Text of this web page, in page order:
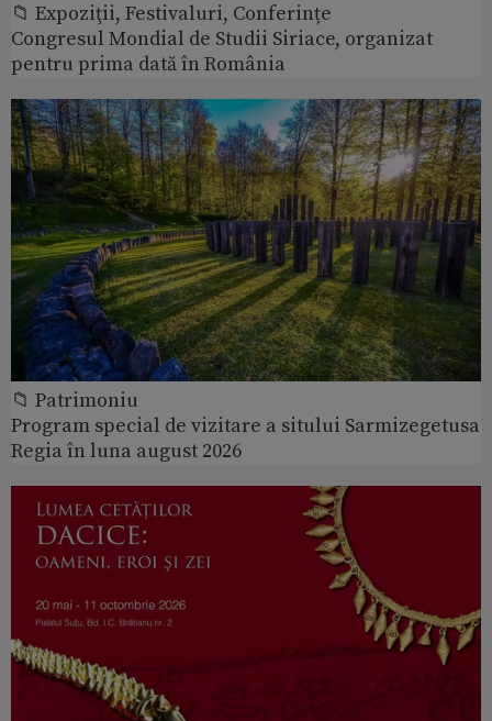
📁 Expoziţii, Festivaluri, Conferințe
Congresul Mondial de Studii Siriace, organizat
pentru prima dată în România
📁 Patrimoniu
Program special de vizitare a sitului Sarmizegetusa
Regia în luna august 2026